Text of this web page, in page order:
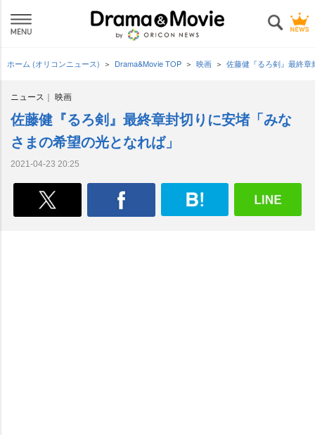
ホーム (オリコンニュース) Drama&Movie TOP 映画 佐藤健『るろ剣』最終
ニュース 映画
佐藤健『るろ剣』最終章封切りに安堵「みな
さまの希望の光となれば」
2021-04-23 20:25